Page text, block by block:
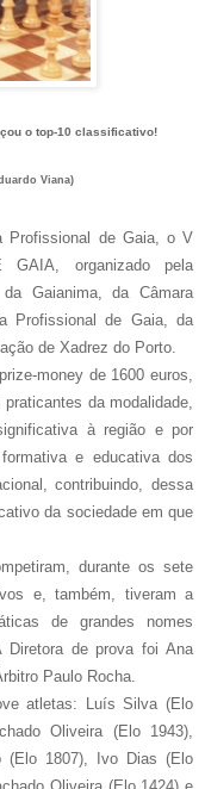
o top-10 classificativo!
Viana)
Profissional de Gaia, o V
GAIA, organizado pela
Gaianima, da Câmara
Profissional de Gaia, da
de Xadrez do Porto.
money de 1600 euros,
da modalidade,
à região e por
e educativa dos
contribuindo, dessa
da sociedade em que
durante os sete
e, também, tiveram a
de grandes nomes
Diretora de prova foi Ana
Paulo Rocha.
atletas: Luís Silva (Elo
Oliveira (Elo 1943),
(Elo 1807), Ivo Dias (Elo